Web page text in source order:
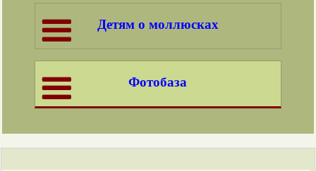
Детям о моллюсках
Фотобаза